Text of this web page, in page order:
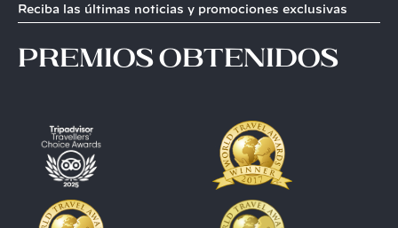
Reciba las últimas noticias y promociones exclusivas
premios obtenidos